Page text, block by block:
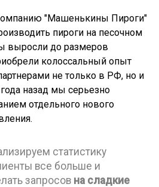
"Машенькины Пироги"
пироги на песочном
выросли до размеров
колоссальный опыт
не только в РФ, но и
назад мы серьезно
отдельного нового
статистику
все больше и
запросов на сладкие